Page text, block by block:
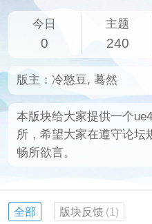
今日
0
主题
240
版主： 冷憨豆, 蓦然
本版块给大家提供一个
所，希望大家在遵守论坛
畅所欲言。
全部 版块反馈 (1)